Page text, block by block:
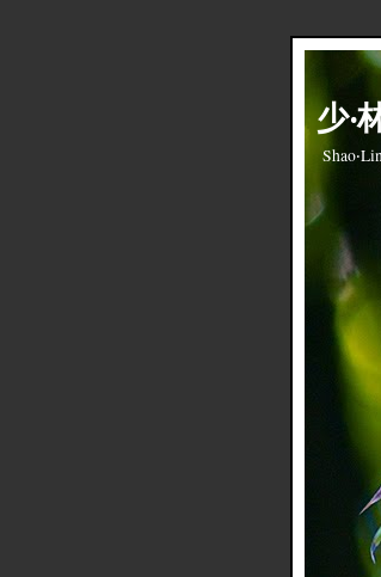
少‧